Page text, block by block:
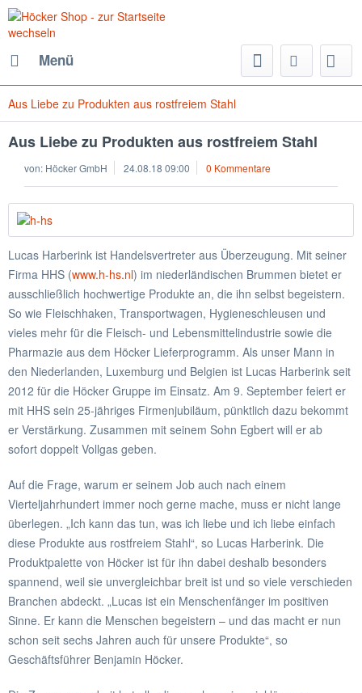
Menü
Aus Liebe zu Produkten aus rostfreiem Stahl
Aus Liebe zu Produkten aus rostfreiem Stahl
von: Höcker GmbH 24.08.18 09:00 0 Kommentare
Lucas Harberink ist Handelsvertreter aus Überzeugung. Mit seiner
Firma HHS (www.h-hs.nl) im niederländischen Brummen bietet er
ausschließlich hochwertige Produkte an, die ihn selbst begeistern.
So wie Fleischhaken, Transportwagen, Hygieneschleusen und
vieles mehr für die Fleisch- und Lebensmittelindustrie sowie die
Pharmazie aus dem Höcker Lieferprogramm. Als unser Mann in
den Niederlanden, Luxemburg und Belgien ist Lucas Harberink seit
2012 für die Höcker Gruppe im Einsatz. Am 9. September feiert er
mit HHS sein 25-jähriges Firmenjubiläum, pünktlich dazu bekommt
er Verstärkung. Zusammen mit seinem Sohn Egbert will er ab
sofort doppelt Vollgas geben.
Auf die Frage, warum er seinem Job auch nach einem
Vierteljahrhundert immer noch gerne mache, muss er nicht lange
überlegen. „Ich kann das tun, was ich liebe und ich liebe einfach
diese Produkte aus rostfreiem Stahl“, so Lucas Harberink. Die
Produktpalette von Höcker ist für ihn dabei deshalb besonders
spannend, weil sie unvergleichbar breit ist und so viele verschieden
Branchen abdeckt. „Lucas ist ein Menschenfänger im positiven
Sinne. Er kann die Menschen begeistern – und das macht er nun
schon seit sechs Jahren auch für unsere Produkte“, so
Geschäftsführer Benjamin Höcker.